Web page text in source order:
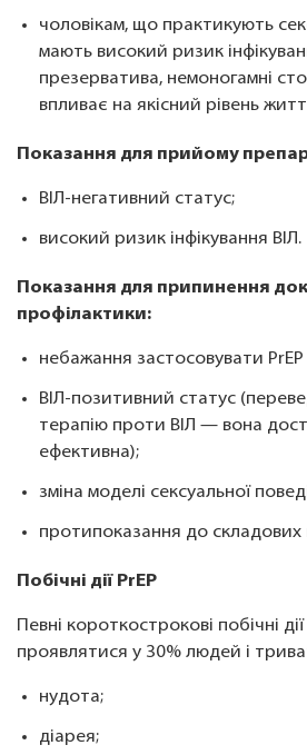
чоловікам, що практикують
мають високий ризик
презерватива, немоногамні
впливає на якісний рівень
Показання для прийому
ВІЛ-негативний статус;
високий ризик інфікування ВІЛ.
Показання для припинення
профілактики:
небажання застосовувати
ВІЛ-позитивний статус
терапію проти ВІЛ — вона
ефективна);
зміна моделі сексуальної
протипоказання до складових
Побічні дії PrEP
Певні короткострокові побічні
проявлятися у 30% людей і
нудота;
діарея;